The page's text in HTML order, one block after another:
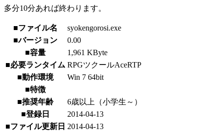
多分10分あれば終わります。
■ファイル名
syokengorosi.exe
■バージョン
0.00
■容量
1,961 KByte
■必要ランタイム RPGツクールAceRTP
■動作環境
Win 7 64bit
■特徴
■推奨年齢
6歳以上（小学生～）
■登録日
2014-04-13
■ファイル更新日 2014-04-13